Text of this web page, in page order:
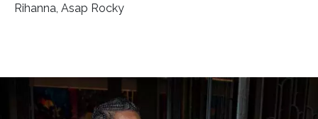
Rihanna, Asap Rocky